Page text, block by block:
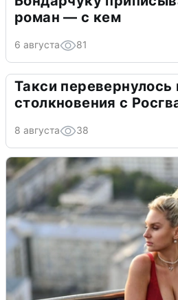
роман — с кем
6 августа 81
Такси перевернулось
столкновения с
8 августа 38